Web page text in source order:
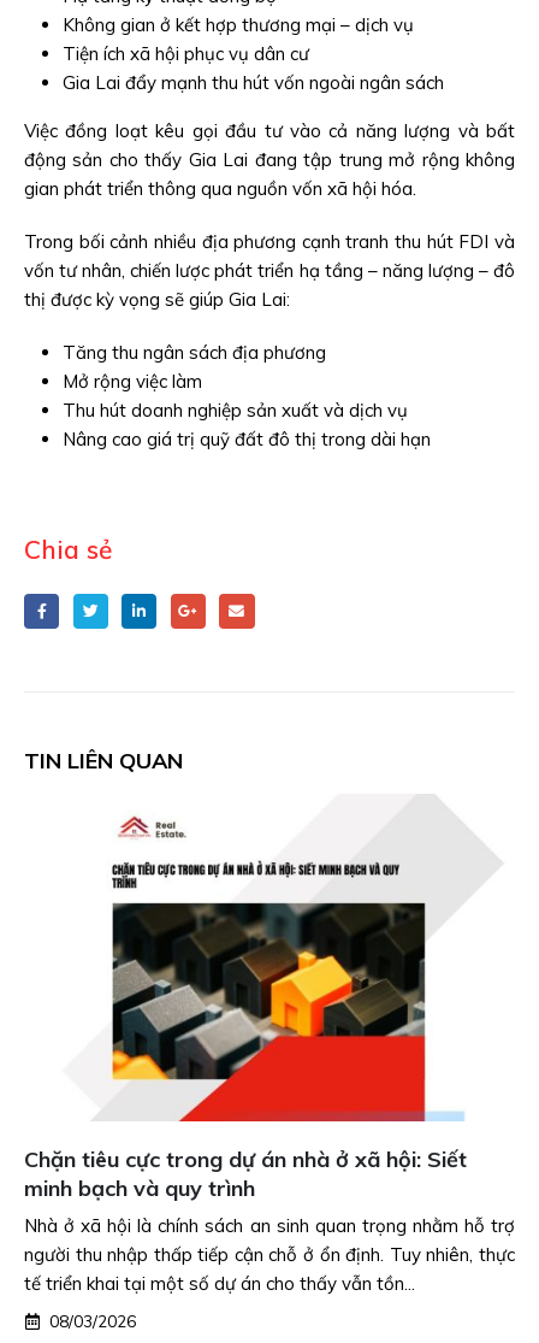
Không gian ở kết hợp thương mại – dịch vụ
Tiện ích xã hội phục vụ dân cư
Gia Lai đẩy mạnh thu hút vốn ngoài ngân sách
Việc đồng loạt kêu gọi đầu tư vào cả năng lượng và bất
động sản cho thấy Gia Lai đang tập trung mở rộng không
gian phát triển thông qua nguồn vốn xã hội hóa.
Trong bối cảnh nhiều địa phương cạnh tranh thu hút FDI và
vốn tư nhân, chiến lược phát triển hạ tầng – năng lượng – đô
thị được kỳ vọng sẽ giúp Gia Lai:
Tăng thu ngân sách địa phương
Mở rộng việc làm
Thu hút doanh nghiệp sản xuất và dịch vụ
Nâng cao giá trị quỹ đất đô thị trong dài hạn
Chia sẻ
TIN LIÊN QUAN
Chặn tiêu cực trong dự án nhà ở xã hội: Siết
minh bạch và quy trình
Nhà ở xã hội là chính sách an sinh quan trọng nhằm hỗ trợ
người thu nhập thấp tiếp cận chỗ ở ổn định. Tuy nhiên, thực
tế triển khai tại một số dự án cho thấy vẫn tồn...
08/03/2026